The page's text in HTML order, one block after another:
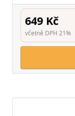
649 Kč
včetně DPH 21%